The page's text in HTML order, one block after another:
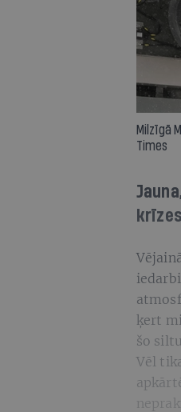
Milzīgā
Times
krīzes
ķert
šo
Vēl